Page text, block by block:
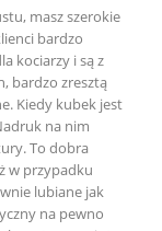
masz szerokie
bardzo
kociarzy i są z
bardzo zresztą
Kiedy kubek jest
na nim
To dobra
w przypadku
lubiane jak
na pewno